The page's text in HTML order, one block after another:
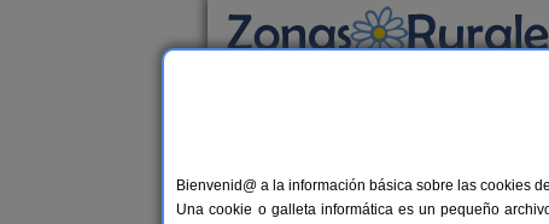
Casas Rurales cerca
Bienvenid@ a la información básica sobre las cookies
Una cookie o galleta informática es un pequeño